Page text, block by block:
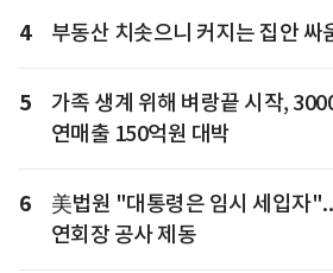
4 부동산 치솟으니 커지는 집안 싸
5
가족 생계 위해 벼랑끝 시작,
연매출 150억원 대박
6
美법원 "대통령은 임시 세입자
연회장 공사 제동